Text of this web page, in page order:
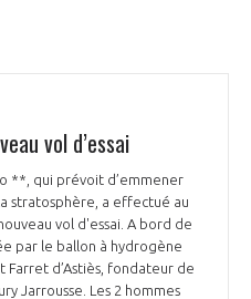
vol d’essai
**, qui prévoit d’emmener
stratosphère, a effectué au
vol d'essai. A bord de
par le ballon à hydrogène
Farret d’Astiès, fondateur de
Jarrousse. Les 2 hommes